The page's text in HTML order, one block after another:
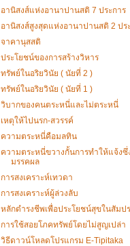
อานิสงส์แห่งอานาปานสติ 7 ประการ
อานิสงส์สูงสุดแห่งอานาปานสติ 2 ปร
จาคานุสสติ
ประโยชน์ของการสร้างวิหาร
ทรัพย์ในอริยวินัย ( นัยที่ 2 )
ทรัพย์ในอริยวินัย ( นัยที่ 1 )
วิบากของคนตระหนี่และไม่ตระหนี่
เหตุให้ไปนรก-สวรรค์
ความตระหนี่คือมลทิน
ความตระหนี่ขวางกั้นการทำให้แจ้งซึ่
มรรคผล
การสงเคราะห์เทวดา
การสงเคราะห์ผู้ล่วงลับ
หลักดํารงชีพเพื่อประโยชน์สุขในสัมป
การใช้สอยโภคทรัพย์โดยไม่สูญเปล่า
วิธีดาวน์โหลดโปรแกรม E-Tipitaka